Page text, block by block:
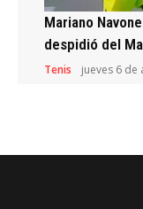
Mariano
despidió del
Tenis jueves 6 de